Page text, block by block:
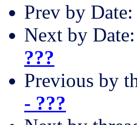
Prev by Date:
Next by Date:
???
Previous by
- ???